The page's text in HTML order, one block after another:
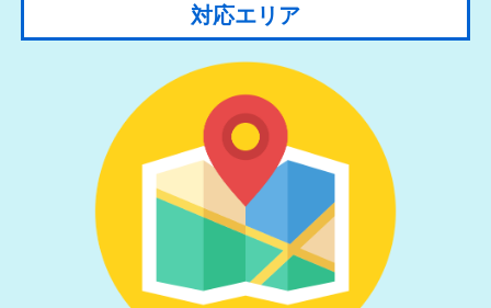
対応エリア